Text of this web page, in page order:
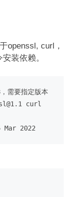
openssl, curl，
装依赖。
需要指定版本
curl
Mar 2022